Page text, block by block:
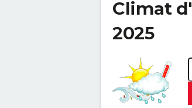
Climat d'
2025